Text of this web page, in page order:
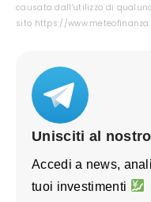
causata dall'utilizzo di
sito https://
Unisciti al
Accedi a news,
tuoi investimenti